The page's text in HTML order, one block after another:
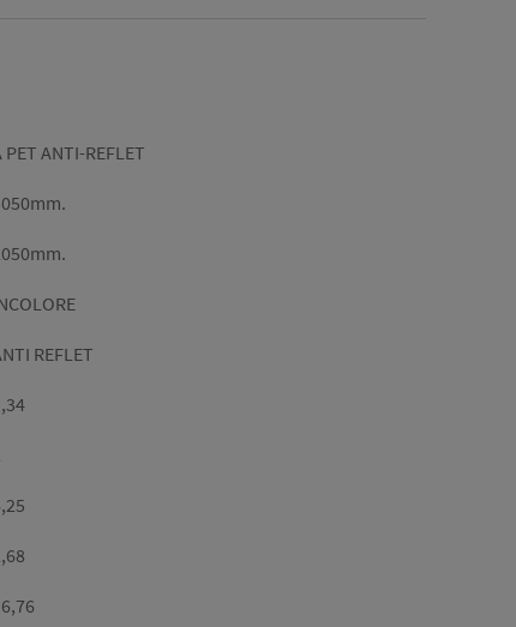
PET ANTI-REFLET
REFLET
m2